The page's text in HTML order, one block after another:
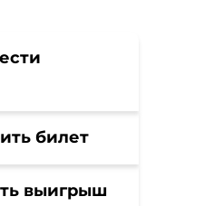
билет
выигрыш